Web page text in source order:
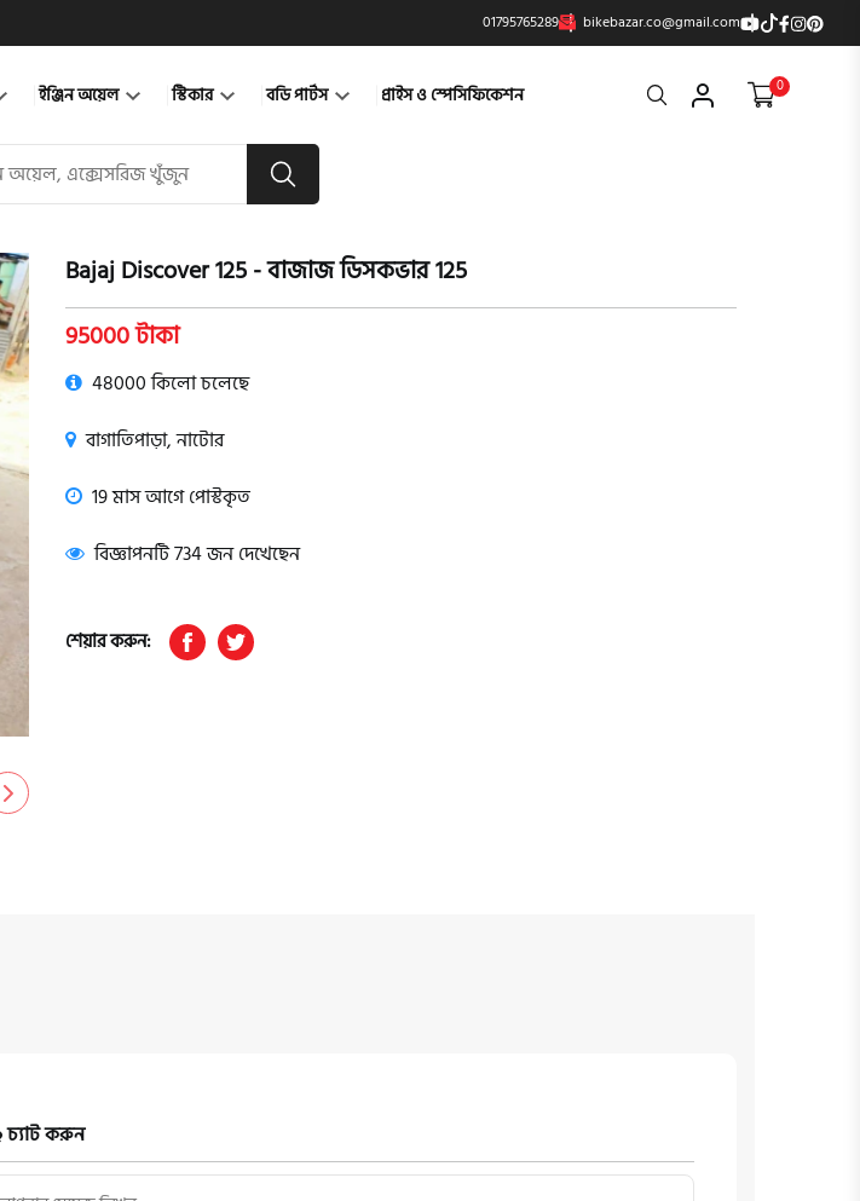
01795765289 bikebazar.co@gmail.com
ইঞ্জিন অয়েল স্টিকার বডি পার্টস প্রাইস ও স্পেসিফিকেশন Search 0
product view
Bajaj Discover 125 - বাজাজ ডিসকভার 125
95000 টাকা
48000 কিলো চলেছে
বাগাতিপাড়া, নাটোর
19 মাস আগে পোস্টকৃত
বিজ্ঞাপনটি 734 জন দেখেছেন
শেয়ার করুন:
চ্যাট করুন